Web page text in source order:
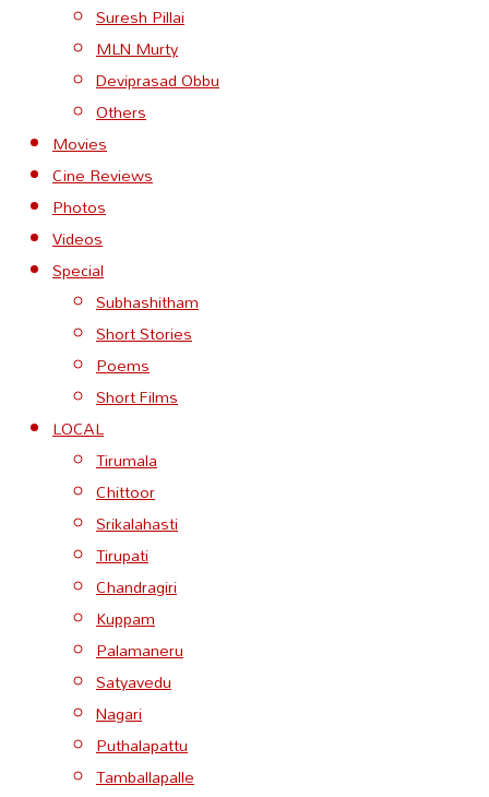
Suresh Pillai
MLN Murty
Deviprasad Obbu
Others
Movies
Cine Reviews
Photos
Videos
Special
Subhashitham
Short Stories
Poems
Short Films
LOCAL
Tirumala
Chittoor
Srikalahasti
Tirupati
Chandragiri
Kuppam
Palamaneru
Satyavedu
Nagari
Puthalapattu
Tamballapalle